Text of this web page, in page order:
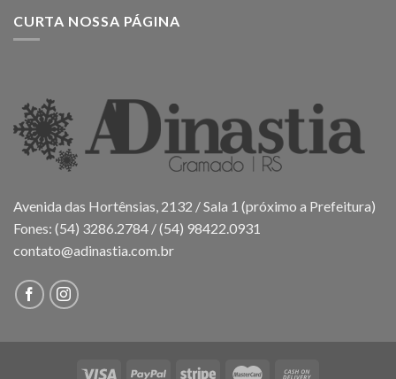
CURTA NOSSA PÁGINA
Avenida das Hortênsias, 2132 / Sala 1 (próximo a Prefeitura)
Fones: (54) 3286.2784 / (54) 98422.0931
contato@adinastia.com.br